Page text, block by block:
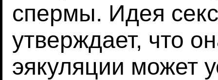
спермы. Идея
утверждает, что
эякуляции может